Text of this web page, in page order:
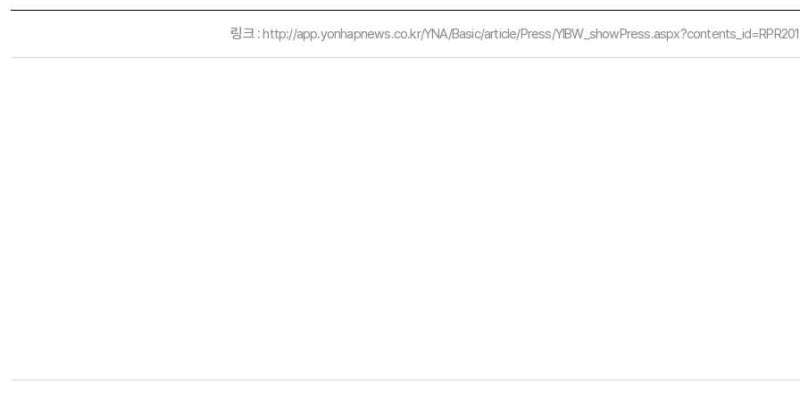
링크 :http://app.yonhapnews.co.kr/YNA/Basic/article/Press/